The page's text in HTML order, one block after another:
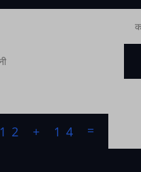
12 + 14 =